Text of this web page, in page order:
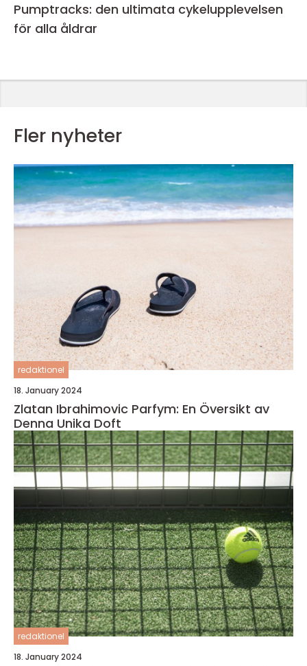
Pumptracks: den ultimata cykelupplevelsen
för alla åldrar
Fler nyheter
redaktionel
18. January 2024
Zlatan Ibrahimovic Parfym: En Översikt av
Denna Unika Doft
redaktionel
18. January 2024